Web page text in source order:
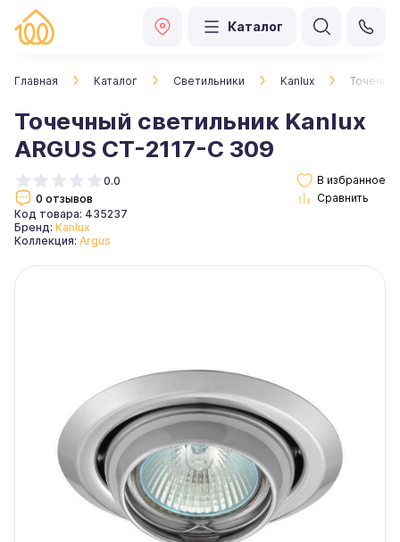
Каталог
Главная Каталог Светильники Kanlux
Точечный светильник Kanlux
ARGUS CT-2117-C 309
0.0
0 отзывов
Код товара: 435237
Бренд: Kanlux
Коллекция: Argus